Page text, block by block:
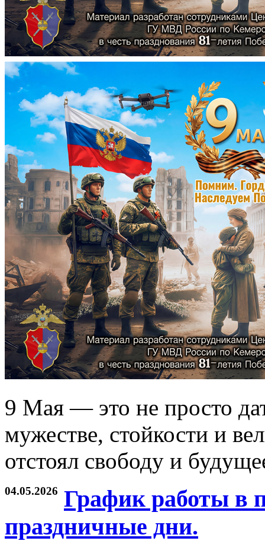
9 Мая — это не просто
мужестве, стойкости и
отстоял свободу и
04.05.2026 График работы в
праздничные дни.